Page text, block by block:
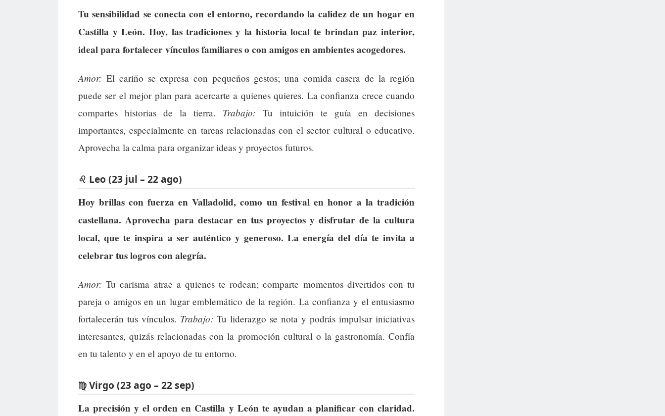
Tu sensibilidad se conecta con el entorno, recordando la calidez de un hogar en
Castilla y León. Hoy, las tradiciones y la historia local te brindan paz interior,
ideal para fortalecer vínculos familiares o con amigos en ambientes acogedores.
Amor: El cariño se expresa con pequeños gestos; una comida casera de la región
puede ser el mejor plan para acercarte a quienes quieres. La confianza crece cuando
compartes historias de la tierra. Trabajo: Tu intuición te guía en decisiones
importantes, especialmente en tareas relacionadas con el sector cultural o educativo.
Aprovecha la calma para organizar ideas y proyectos futuros.
♌ Leo (23 jul – 22 ago)
Hoy brillas con fuerza en Valladolid, como un festival en honor a la tradición
castellana. Aprovecha para destacar en tus proyectos y disfrutar de la cultura
local, que te inspira a ser auténtico y generoso. La energía del día te invita a
celebrar tus logros con alegría.
Amor: Tu carisma atrae a quienes te rodean; comparte momentos divertidos con tu
pareja o amigos en un lugar emblemático de la región. La confianza y el entusiasmo
fortalecerán tus vínculos. Trabajo: Tu liderazgo se nota y podrás impulsar iniciativas
interesantes, quizás relacionadas con la promoción cultural o la gastronomía. Confía
en tu talento y en el apoyo de tu entorno.
♍ Virgo (23 ago – 22 sep)
La precisión y el orden en Castilla y León te ayudan a planificar con claridad.